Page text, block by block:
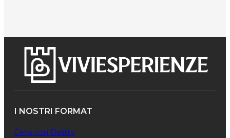
I NOSTRI FORMAT
Cena con Delitto